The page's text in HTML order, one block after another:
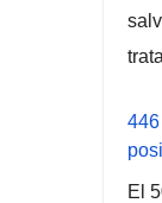
El